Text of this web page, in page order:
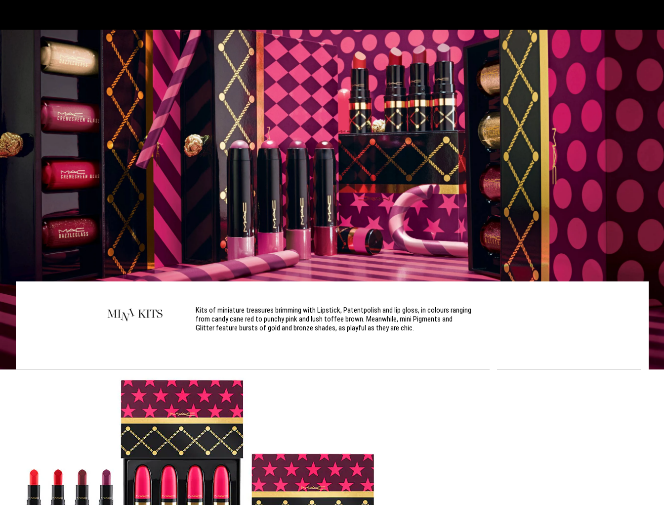
Kits of miniature treasures brimming with Lipstick, Patentpolish and lip gloss, in colours ranging
from candy cane red to punchy pink and lush toffee brown. Meanwhile, mini Pigments and
Glitter feature bursts of gold and bronze shades, as playful as they are chic.